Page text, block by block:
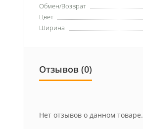
Обмен/Возврат
Цвет
Ширина
Отзывов (0)
Нет отзывов о данном товаре.